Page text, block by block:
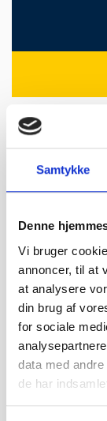
Samtykke
Denne
Vi bruger
annoncer, til at
at analysere
din brug af
for sociale
data med
de har